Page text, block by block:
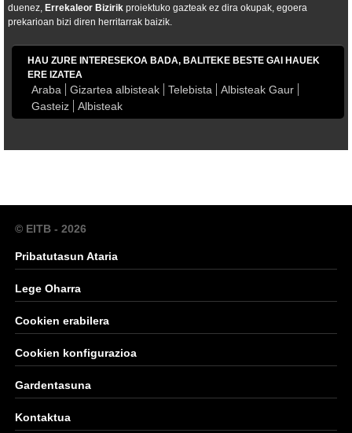
duenez, Errekaleor Bizirik proiektuko gazteak ez dira okupak, egoera
prekarioan bizi diren herritarrak baizik.
HAU ZURE INTERESEKOA BADA, BALITEKE BESTE GAI HAUEK
ERE IZATEA
Araba Gizartea albisteak Telebista
Albisteak Gaur
Gasteiz
Albisteak
© EITB - 2026
Pribatutasun Ataria
Lege Oharra
Cookien erabilera
Cookien konfigurazioa
Gardentasuna
Kontaktua